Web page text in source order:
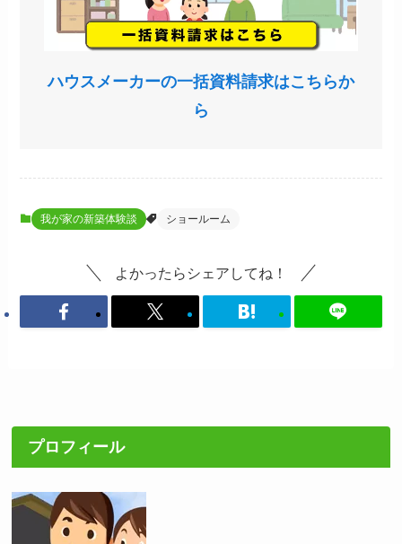
ハウスメーカーの一括資料請求はこちらか
ら
我が家の新築体験談 ショールーム
よかったらシェアしてね！
プロフィール